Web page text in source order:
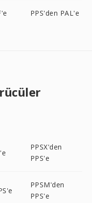
PPS'den PAL'e
PPSX'den
PPS'e
PPSM'den
PPS'e